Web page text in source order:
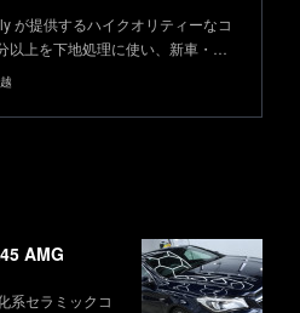
が提供するハイクオリティーなコ
以上を下地処理に使い、新車・…
AMG
系セラミックコ